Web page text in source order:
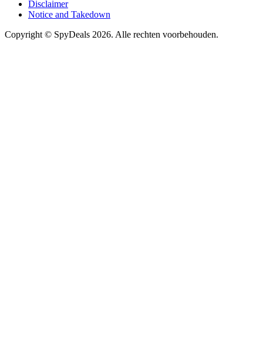
Disclaimer
Notice and Takedown
Copyright © SpyDeals 2026. Alle rechten voorbehouden.